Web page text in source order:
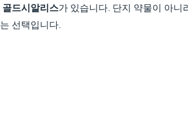
골드시알리스가 있습니다. 단지 약물이 아니
선택입니다.